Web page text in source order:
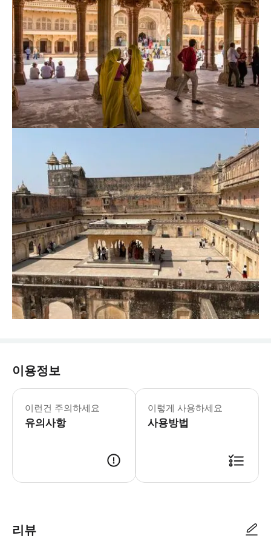
이용정보
이런건 주의하세요
유의사항
* 매표소 줄을 설 필요 없이 자이푸르
이렇게 사용하세요
사용방법
리뷰